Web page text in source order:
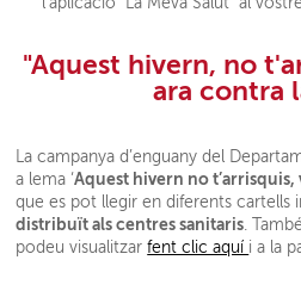
"Aquest hivern, no
ara contra
La campanya d’enguany del
a lema ‘Aquest hivern no t’arrisquis,
que es pot llegir en diferents cartells
distribuït als centres sanitaris.
podeu visualitzarfent clic aquí i a la